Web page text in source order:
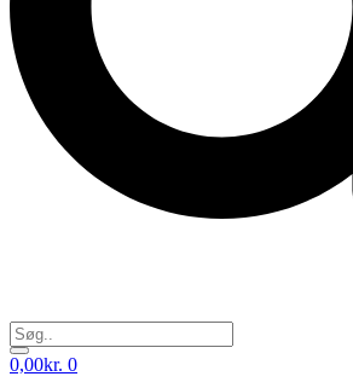
0,00kr. 0